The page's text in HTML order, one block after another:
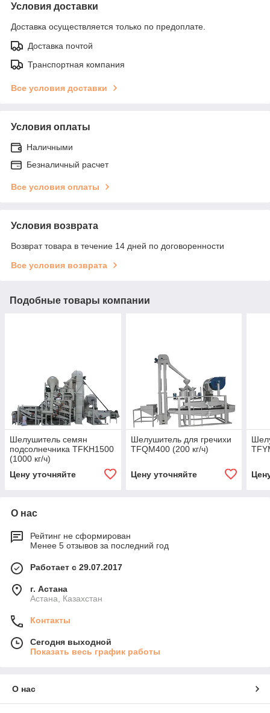
Условия доставки
Доставка осуществляется только по предоплате.
Доставка почтой
Транспортная компания
Все условия доставки
Условия оплаты
Наличными
Безналичный расчет
Все условия оплаты
Условия возврата
Возврат товара в течение 14 дней по договоренности
Все условия возврата
Подобные товары компании
Шелушитель семян
подсолнечника TFKH1500
(1000 кг/ч)
Цену уточняйте
Шелушитель для гречихи
TFQM400 (200 кг/ч)
Цену уточняйте
О нас
Рейтинг не сформирован
Менее 5 отзывов за последний год
Работает с 29.07.2017
г. Астана
Астана, Казахстан
Контакты
Сегодня выходной
Показать весь график работы
О нас